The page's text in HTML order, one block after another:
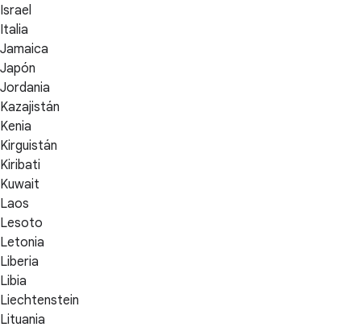
Israel
Italia
Jamaica
Japón
Jordania
Kazajistán
Kenia
Kirguistán
Kiribati
Kuwait
Laos
Lesoto
Letonia
Liberia
Libia
Liechtenstein
Lituania